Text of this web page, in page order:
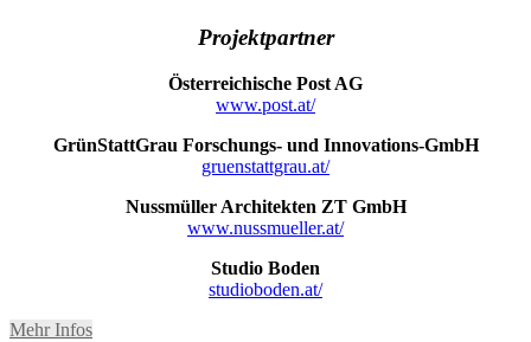
Projektpartner
Österreichische Post AG
www.post.at/
GrünStattGrau Forschungs- und Innovations-GmbH
gruenstattgrau.at/
Nussmüller Architekten ZT GmbH
www.nussmueller.at/
Studio Boden
studioboden.at/
Mehr Infos